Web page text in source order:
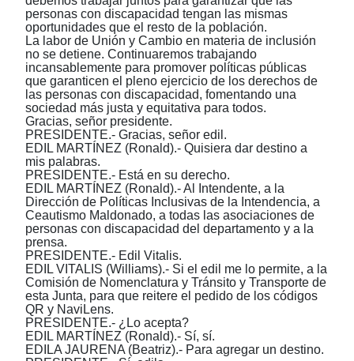
personas con discapacidad tengan las mismas
oportunidades que el resto de la población.
La labor de Unión y Cambio en materia de inclusión
no se detiene. Continuaremos trabajando
incansablemente para promover políticas públicas
que garanticen el pleno ejercicio de los derechos de
las personas con discapacidad, fomentando una
sociedad más justa y equitativa para todos.
Gracias, señor presidente.
PRESIDENTE.- Gracias, señor edil.
EDIL MARTÍNEZ (Ronald).- Quisiera dar destino a
mis palabras.
PRESIDENTE.- Está en su derecho.
EDIL MARTÍNEZ (Ronald).- Al Intendente, a la
Dirección de Políticas Inclusivas de la Intendencia, a
Ceautismo Maldonado, a todas las asociaciones de
personas con discapacidad del departamento y a la
prensa.
PRESIDENTE.- Edil Vitalis.
EDIL VITALIS (Williams).- Si el edil me lo permite, a la
Comisión de Nomenclatura y Tránsito y Transporte de
esta Junta, para que reitere el pedido de los códigos
QR y NaviLens.
PRESIDENTE.- ¿Lo acepta?
EDIL MARTÍNEZ (Ronald).- Sí, sí.
EDILA JAURENA (Beatriz).- Para agregar un destino.